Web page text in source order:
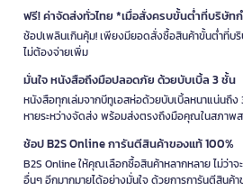
ฟรี! ค่าจัดส่งทั่วไทย *เมื่อสั่งครบขั้นต่ำที่บริษัท
ช้อปเพลินเกินคุ้ม! เพียงมียอดสั่งซื้อสินค้าขั้นต่ำที่บ
ไม่ต้องจ่ายเพิ่ม
มั่นใจ หนังสือถึงมือปลอดภัย ด้วยบับเบิ้ล 3 ชั้น
หนังสือทุกเล่มจากบีทูเอสห่อด้วยบับเบิ้ลหนาแน่นถึง
หายระหว่างจัดส่ง พร้อมส่งตรงถึงมือคุณในสภา
ช้อป B2S Online การันตีสินค้าของแท้ 100%
B2S Online ให้คุณเลือกซื้อสินค้าหลากหลาย ไม่ว่า
อื่นๆ อีกมากมายได้อย่างมั่นใจ ด้วยการการันตีสินค้